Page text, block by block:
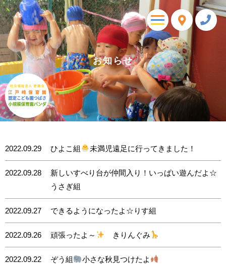
toggle
navigation
お知らせ
2022.09.29 ひよこ組 未満児遠足に行ってきました！
2022.09.28
新しいすべり台が仲間入り！いっぱい遊んだよ☆
うさぎ組
2022.09.27 できるようになったよ☆りす組
2022.09.26 頑張ったよ～ きりんぐみ
2022.09.22 ぞう組 小さな秋見つけたよ